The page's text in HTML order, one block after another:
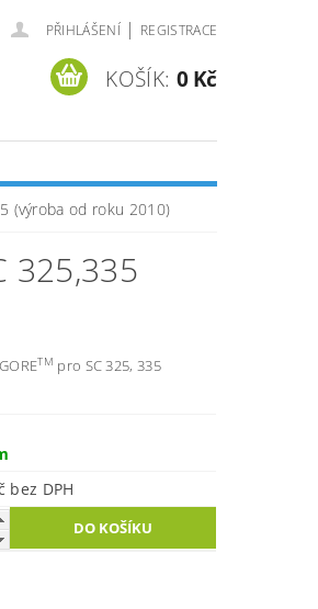
PŘIHLÁŠENÍ | REGISTRACE
KOŠÍK: 0 Kč
(výroba od roku 2010)
325,335
TM pro SC 325, 335
1 956 Kč bez DPH